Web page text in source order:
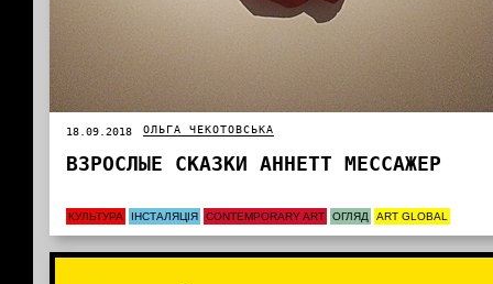
18.09.2018 ОЛЬГА ЧЕКОТОВСЬКА
ВЗРОСЛЫЕ СКАЗКИ АННЕТТ МЕССАЖЕР
КУЛЬТУРА ІНСТАЛЯЦІЯ CONTEMPORARY ART ОГЛЯД ART GLOBAL